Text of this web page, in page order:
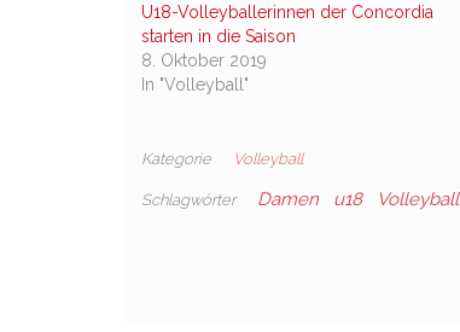
U18-Volleyballerinnen der Concordia
starten in die Saison
8. Oktober 2019
In "Volleyball"
Kategorie Volleyball
Schlagwörter Damen u18 Volleyball